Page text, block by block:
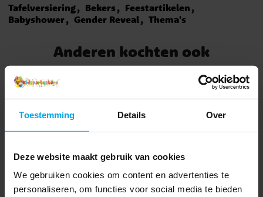
Toestemming Details Over
Deze website maakt gebruik van cookies
We gebruiken cookies om content en advertenties te
personaliseren, om functies voor social media te bieden
Tafelversiering Bekers
Feestartikelen
Babyshower
Gender Reveal Thema's
Anderen kochten ook